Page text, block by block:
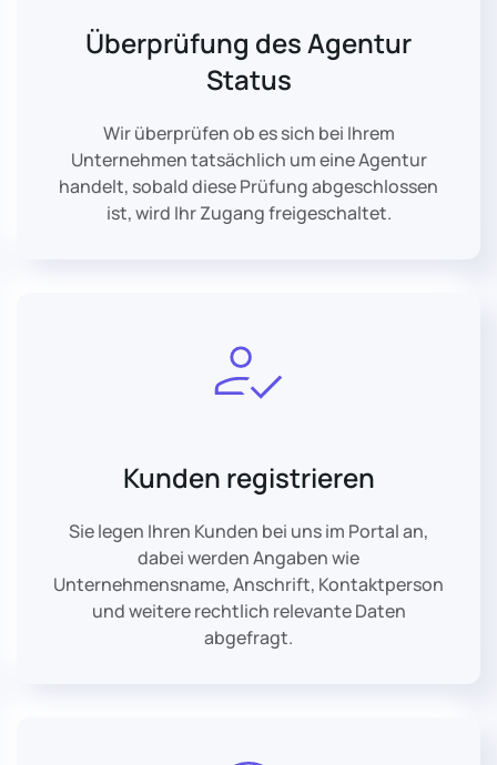
Überprüfung des Agentur
Status
Wir überprüfen ob es sich bei Ihrem
Unternehmen tatsächlich um eine Agentur
handelt, sobald diese Prüfung abgeschlossen
ist, wird Ihr Zugang freigeschaltet.
Kunden registrieren
Sie legen Ihren Kunden bei uns im Portal an,
dabei werden Angaben wie
Unternehmensname, Anschrift, Kontaktperson
und weitere rechtlich relevante Daten
abgefragt.